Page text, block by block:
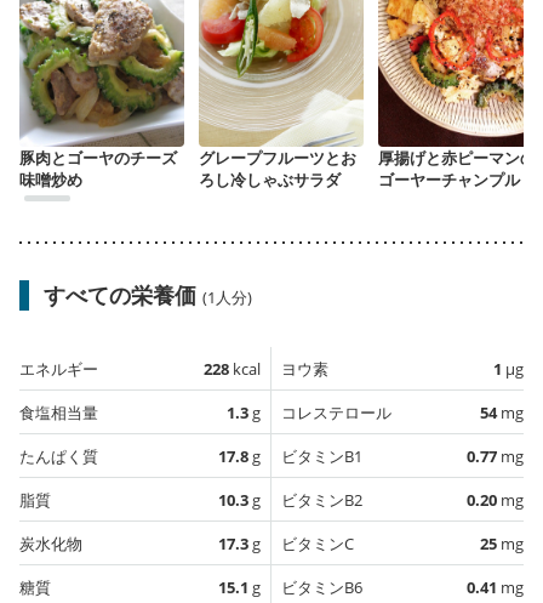
豚肉とゴーヤのチーズ
味噌炒め
グレープフルーツとお
ろし冷しゃぶサラダ
厚揚げと赤ピーマンの
ゴーヤーチャンプル
すべての栄養価 (1人分)
エネルギー 228 kcal
食塩相当量
1.3g
たんぱく質
17.8g
脂質
10.3g
炭水化物
17.3g
糖質
15.1 g
ヨウ素 1 µg
コレステロール
54mg
ビタミンB1
0.77 mg
ビタミンB2
0.20 mg
ビタミンC
25 mg
ビタミンB6
0.41 mg